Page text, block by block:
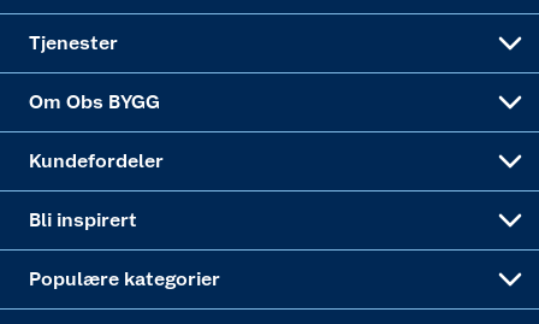
Tjenester
Om Obs BYGG
Kundefordeler
Bli inspirert
Populære kategorier